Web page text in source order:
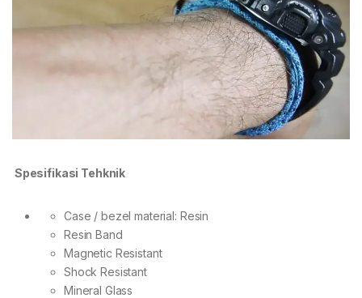
Spesifikasi Tehknik
Case / bezel material: Resin
Resin Band
Magnetic Resistant
Shock Resistant
Mineral Glass